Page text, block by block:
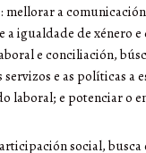
a
igualdade de xénero
e conciliación,
e as políticas a
laboral; e potenciar o
social,